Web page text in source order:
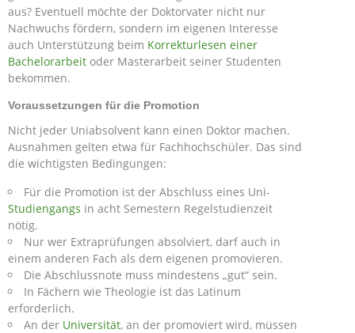
aus? Eventuell möchte der Doktorvater nicht nur
Nachwuchs fördern, sondern im eigenen Interesse
auch Unterstützung beim Korrekturlesen einer
Bachelorarbeit oder Masterarbeit seiner Studenten
bekommen.
Voraussetzungen für die Promotion
Nicht jeder Uniabsolvent kann einen Doktor machen.
Ausnahmen gelten etwa für Fachhochschüler. Das sind
die wichtigsten Bedingungen:
Für die Promotion ist der Abschluss eines Uni-
Studiengangs in acht Semestern Regelstudienzeit
nötig.
Nur wer Extraprüfungen absolviert, darf auch in
einem anderen Fach als dem eigenen promovieren.
Die Abschlussnote muss mindestens „gut“ sein.
In Fächern wie Theologie ist das Latinum
erforderlich.
An der Universität, an der promoviert wird, müssen